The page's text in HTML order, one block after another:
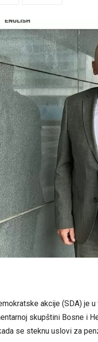
akcije (SDA) je
skupštini Bosne i
se steknu uslovi za